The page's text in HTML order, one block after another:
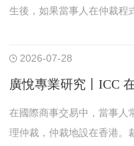
生後，如果當事人在仲裁程
這一問題提供了清晰答案。
2026-07-28
在國際商事交易中，當事人
理仲裁，仲裁地設在香港。